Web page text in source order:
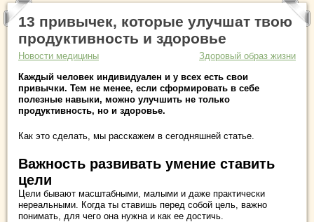
13 привычек, которые улучшат твою
продуктивность и здоровье
Новости медицины
Здоровый образ жизни
Каждый человек индивидуален и у всех есть свои
привычки. Тем не менее, если сформировать в себе
полезные навыки, можно улучшить не только
продуктивность, но и здоровье.
Как это сделать, мы расскажем в сегодняшней статье.
Важность развивать умение ставить
цели
Цели бывают масштабными, малыми и даже практически
нереальными. Когда ты ставишь перед собой цель, важно
понимать, для чего она нужна и как ее достичь.